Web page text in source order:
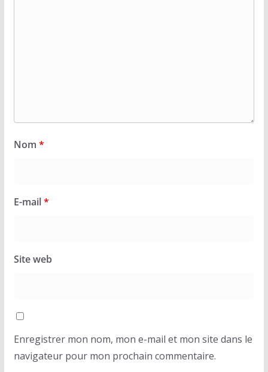
Nom *
E-mail*
Site web
Enregistrer mon nom, mon e-mail et mon site dans le
navigateur pour mon prochain commentaire.